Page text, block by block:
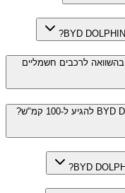
כמה יעיל BYD DOLPHIN 44.9 kWh Boost בהשוואה לרכבים חשמליים